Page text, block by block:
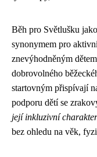
Běh pro Světlušku
synonymem pro
znevýhodněným
dobrovolného
startovným přispívají
podporu dětí se
její inkluzivní charakter
bez ohledu na věk,